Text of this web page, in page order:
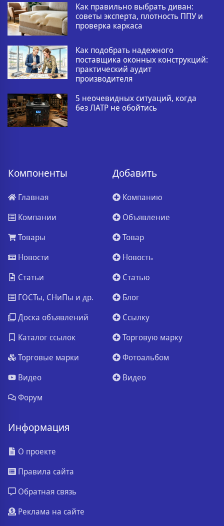
Как правильно выбрать диван:
советы эксперта, плотность ППУ и
проверка каркаса
Как подобрать надежного
поставщика оконных конструкций:
практический аудит
производителя
5 неочевидных ситуаций, когда
без ЛАТР не обойтись
Компоненты
Главная
Компании
Товары
Новости
Статьи
ГОСТы, СНиПы и др.
Доска объявлений
Каталог ссылок
Торговые марки
Видео
Форум
Добавить
Компанию
Объявление
Товар
Новость
Статью
Блог
Ссылку
Торговую марку
Фотоальбом
Видео
Информация
О проекте
Правила сайта
Обратная связь
Реклама на сайте